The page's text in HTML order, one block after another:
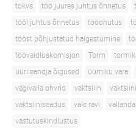
tokvs
töö juures juhtus õnnetus
tööl juhtus õnnetus
tööohutus
tööst põhjustatud haigestumine
töövaidluskomisjon
Torm
üürileandja õigused
üürniku vara
vägivalla ohvrid
vaktsiiin
vaktsiiniseadus
vale ravi
vastutuskindlustus